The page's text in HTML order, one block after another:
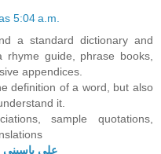
5:04 a.m.
a standard dictionary and
guide, phrase books,
appendices.
definition of a word, but also
it.
sample quotations,
علی یاسینی